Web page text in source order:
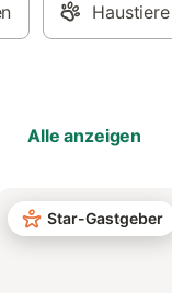
Alle anzeigen
Star-Gastgeber